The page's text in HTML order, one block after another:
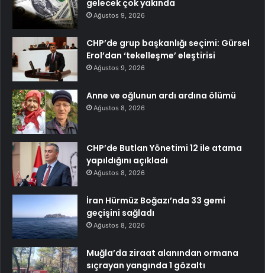
gelecek çok yakında
Ağustos 9, 2026
CHP’de grup başkanlığı seçimi: Gürsel
Erol’dan ‘tekelleşme’ eleştirisi
Ağustos 9, 2026
Anne ve oğlunun ardı ardına ölümü
Ağustos 8, 2026
CHP’de Butlan Yönetimi 12 ile atama
yapıldığını açıkladı
Ağustos 8, 2026
İran Hürmüz Boğazı’nda 33 gemi
geçişini sağladı
Ağustos 8, 2026
Muğla’da ziraat alanından ormana
sıçrayan yangında 1 gözaltı